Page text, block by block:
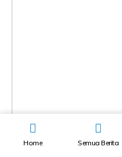
Home Semua Berita